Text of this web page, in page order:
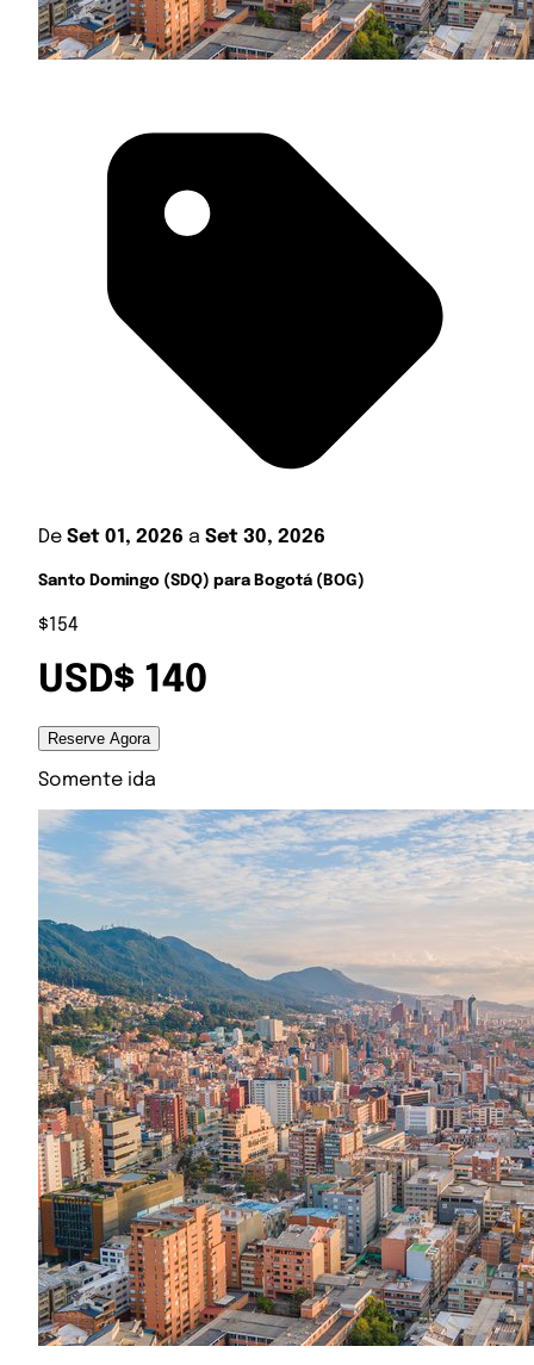
De Set 01, 2026 a Set 30, 2026
Santo Domingo (SDQ) para Bogotá (BOG)
$154
USD$ 140
Reserve Agora
Somente ida